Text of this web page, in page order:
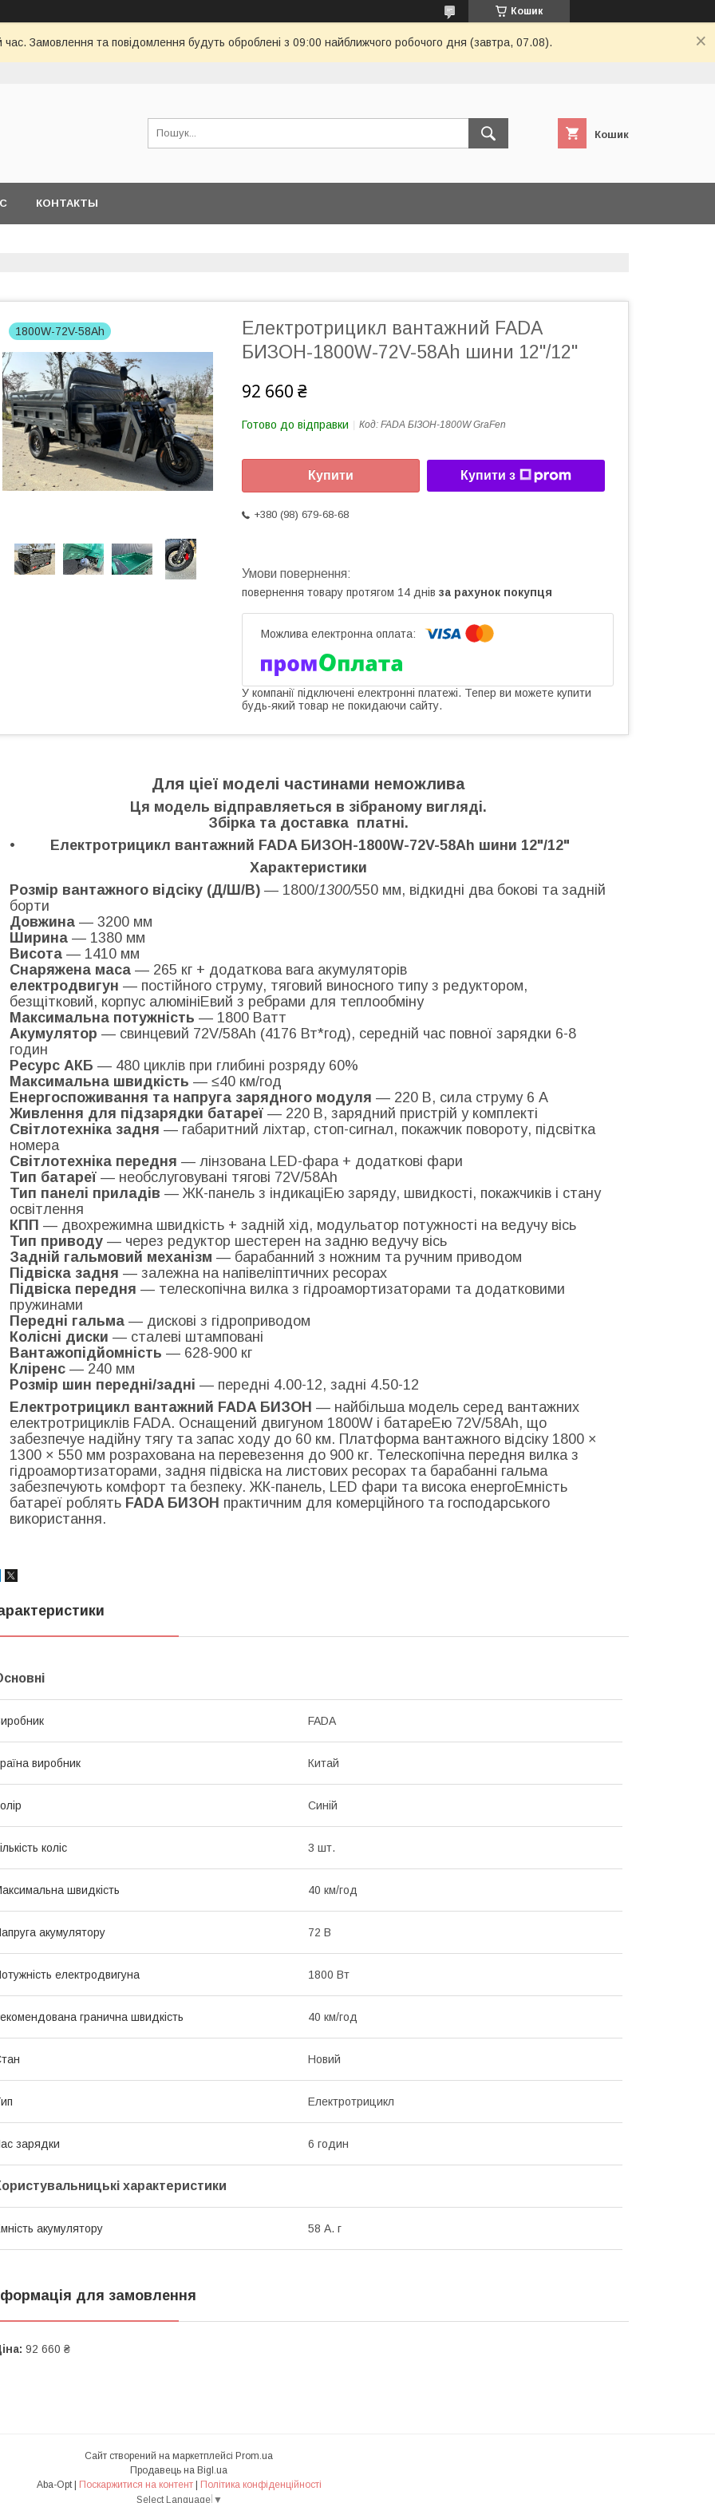
Кошик
час. Замовлення та повідомлення будуть оброблені з 09:00 найближчого робочого дня (завтра, 07.08).
Кошик
КОНТАКТЫ
1800W-72V-58Ah
Електротрицикл вантажний FADA
БИЗОН-1800W-72V-58Ah шини 12"/12"
92 660 ₴
Готово до відправки Код: FADA БІЗОН-1800W GraFen
Купити Купити з
+380 (98) 679-68-68
повернення товару протягом 14 днів за рахунок покупця
У компанії підключені електронні платежі. Тепер ви можете купити
будь-який товар не покидаючи сайту.
Для ціеї моделі частинами неможлива
Ця модель відправляеться в зібраному вигляді.
Збірка та доставка платні.
Електротрицикл вантажний FADA БИЗОН-1800W-72V-58Ah шини 12"/12"
Характеристики
Розмір вантажного відсіку (Д/Ш/В) — 1800/1300/550 мм, відкидні два бокові та задній
борти
Довжина — 3200 мм
Ширина — 1380 мм
Висота — 1410 мм
Снаряжена маса — 265 кг + додаткова вага акумуляторів
електродвигун — постійного струму, тяговий виносного типу з редуктором,
безщітковий, корпус алюмініЕвий з ребрами для теплообміну
Максимальна потужність — 1800 Ватт
Акумулятор — свинцевий 72V/58Ah (4176 Вт*год), середній час повної зарядки 6-8
годин
Ресурс АКБ — 480 циклів при глибині розряду 60%
Максимальна швидкість — ≤40 км/год
Енергоспоживання та напруга зарядного модуля — 220 В, сила струму 6 А
Живлення для підзарядки батареї — 220 В, зарядний пристрій у комплекті
Світлотехніка задня — габаритний ліхтар, стоп-сигнал, покажчик повороту, підсвітка
номера
Світлотехніка передня — лінзована LED-фара + додаткові фари
Тип батареї — необслуговувані тягові 72V/58Ah
Тип панелі приладів — ЖК-панель з індикаціЕю заряду, швидкості, покажчиків і стану
освітлення
КПП — двохрежимна швидкість + задній хід, модульатор потужності на ведучу вісь
Тип приводу — через редуктор шестерен на задню ведучу вісь
Задній гальмовий механізм — барабанний з ножним та ручним приводом
Підвіска задня — залежна на напівеліптичних ресорах
Підвіска передня — телескопічна вилка з гідроамортизаторами та додатковими
пружинами
Передні гальма — дискові з гідроприводом
Колісні диски — сталеві штамповані
Вантажопідйомність — 628-900 кг
Кліренс — 240 мм
Розмір шин передні/задні — передні 4.00-12, задні 4.50-12
Електротрицикл вантажний FADA БИЗОН — найбільша модель серед вантажних
електротрициклів FADA. Оснащений двигуном 1800W і батареЕю 72V/58Ah, що
забезпечуе надійну тягу та запас ходу до 60 км. Платформа вантажного відсіку 1800 ×
1300 × 550 мм розрахована на перевезення до 900 кг. Телескопічна передня вилка з
гідроамортизаторами, задня підвіска на листових ресорах та барабанні гальма
забезпечують комфорт та безпеку. ЖК-панель, LED фари та висока енергоЕмність
батареї роблять FADA БИЗОН практичним для комерційного та господарського
використання.
FADA
виробник Китай
Синій
коліс 3 шт.
швидкість 40 км/год
акумулятору 72 В
електродвигуна 1800 Вт
гранична швидкість 40 км/год
Новий
Електротрицикл
зарядки 6 годин
характеристики
акумулятору 58 А. г
для замовлення
92 660 ₴
Сайт створений на маркетплейсі Prom.ua
Продавець на Bigl.ua
Aba-Opt | Поскаржитися на контент | Політика конфіденційності
Select Language ▼